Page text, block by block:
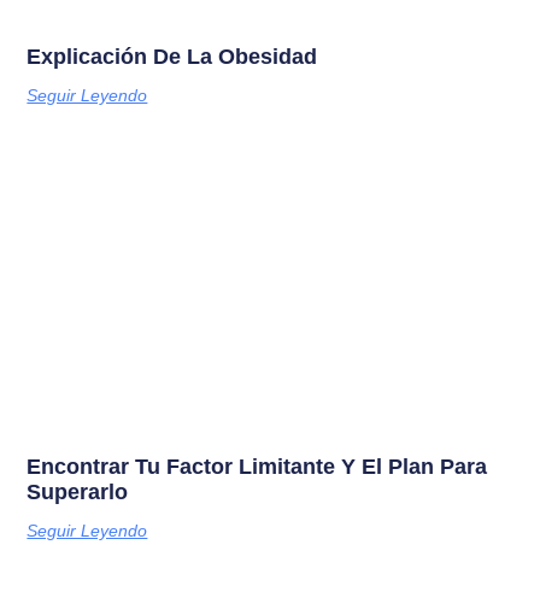
Explicación De La Obesidad
Seguir Leyendo
Encontrar Tu Factor Limitante Y El Plan Para
Superarlo
Seguir Leyendo